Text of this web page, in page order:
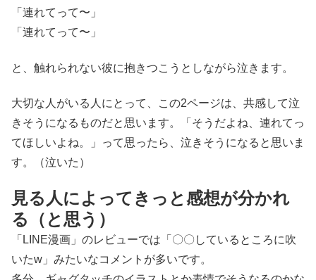
「連れてって〜」
「連れてって〜」
と、触れられない彼に抱きつこうとしながら泣きます。
大切な人がいる人にとって、この2ページは、共感して泣
きそうになるものだと思います。「そうだよね、連れてっ
てほしいよね。」って思ったら、泣きそうになると思いま
す。（泣いた）
見る人によってきっと感想が分かれ
る（と思う）
「LINE漫画」のレビューでは「〇〇しているところに吹
いたw」みたいなコメントが多いです。